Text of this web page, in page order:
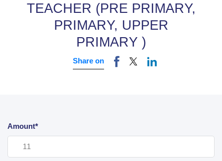
TEACHER (PRE PRIMARY,
PRIMARY, UPPER
PRIMARY )
Share on
Amount*